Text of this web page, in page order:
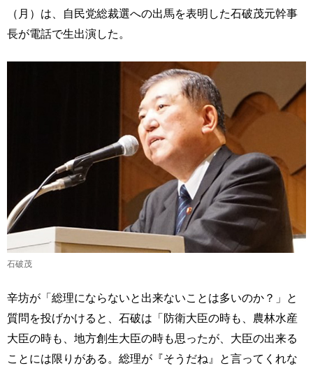
（月）は、自民党総裁選への出馬を表明した石破茂元幹事
長が電話で生出演した。
石破茂
辛坊が「総理にならないと出来ないことは多いのか？」と
質問を投げかけると、石破は「防衛大臣の時も、農林水産
大臣の時も、地方創生大臣の時も思ったが、大臣の出来る
ことには限りがある。総理が『そうだね』と言ってくれな